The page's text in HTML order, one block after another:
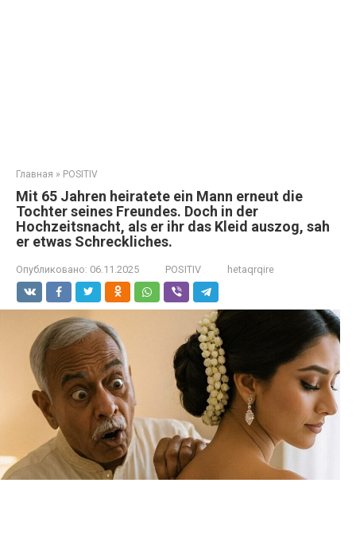
Главная » POSITIV
Mit 65 Jahren heiratete ein Mann erneut die
Tochter seines Freundes. Doch in der
Hochzeitsnacht, als er ihr das Kleid auszog, sah
er etwas Schreckliches.
Опубликовано: 06.11.2025 POSITIV hetaqrqire